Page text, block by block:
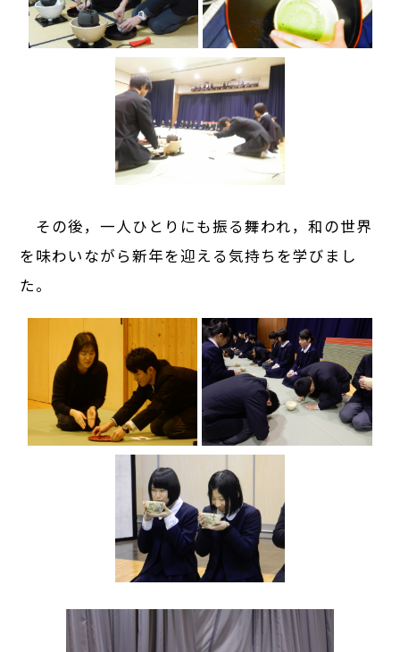
その後，一人ひとりにも振る舞われ，和の世界
を味わいながら新年を迎える気持ちを学びまし
た。